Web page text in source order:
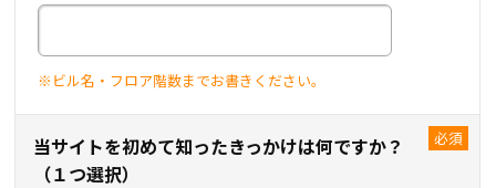
※ビル名・フロア階数までお書きください。
当サイトを初めて知ったきっかけは何ですか？
（１つ選択）